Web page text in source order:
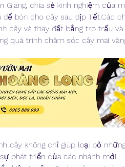
Giang, chia sẻ kinh nghiệm của
bón cho cây sau dịp Tết.Các
cây và thay đất bằng tro trấu
quá trình chăm sóc cây mai
cây không chỉ giúp loại bỏ
phát triển của các nhánh mới.